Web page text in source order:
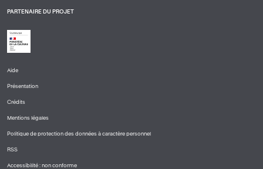
PARTENAIRE DU PROJET
DE
PAGE
1
Aide
Présentation
Crédits
Mentions légales
Politique de protection des données à caractère personnel
RSS
Accessibilité : non conforme